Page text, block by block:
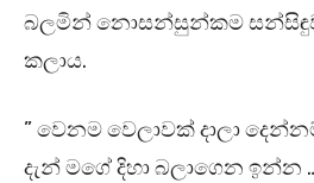
බලමින් නොසන්සුන්කම
කලාය.
” වෙනම වෙලාවක් දාලා
දැන් මගේ දිහා බලාගෙන ඉන්න